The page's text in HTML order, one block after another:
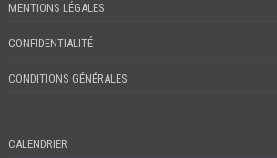
MENTIONS LÉGALES
CONFIDENTIALITÉ
CONDITIONS GÉNÉRALES
CALENDRIER